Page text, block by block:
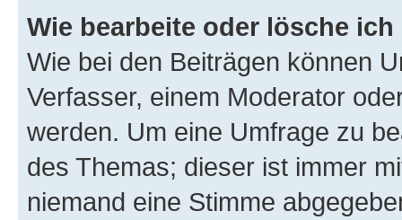
Wie bearbeite oder lösche
Wie bei den Beiträgen können
Verfasser, einem Moderator
werden. Um eine Umfrage zu
des Themas; dieser ist immer
niemand eine Stimme